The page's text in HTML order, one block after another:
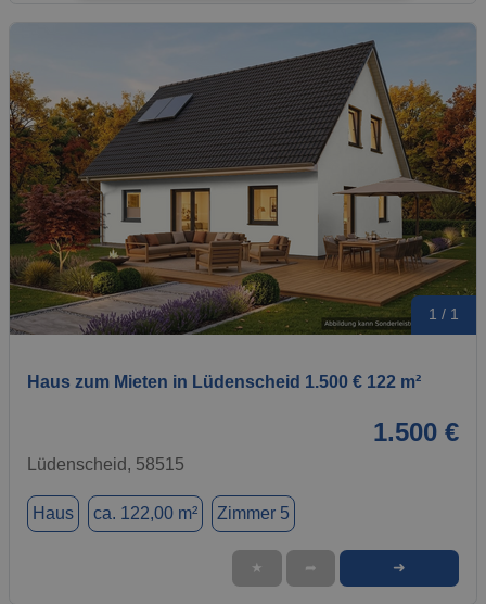
1 / 1
Haus zum Mieten in Lüdenscheid 1.500 € 122 m²
1.500 €
Lüdenscheid, 58515
Haus ca. 122,00 m² Zimmer 5
★ ➦ ➜